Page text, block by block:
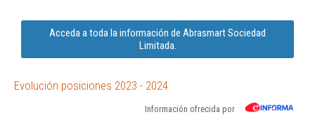
Acceda a toda la información de Abrasmart Sociedad
Limitada.
Evolución posiciones 2023 - 2024
Información ofrecida por